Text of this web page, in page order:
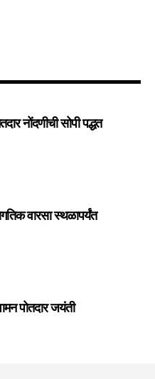
नोंदणीची सोपी पद्धत
वारसा स्थळापर्यंत
पोतदार जयंती